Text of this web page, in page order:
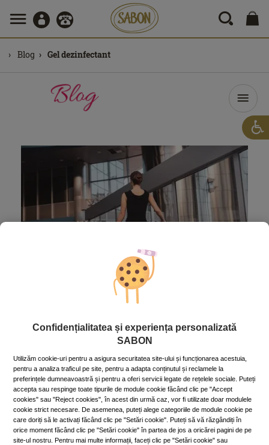
Blog Gel dezinfectant
Stil de viaţă
Călătorie în vremea pandemiei -
cum ne adaptăm noii realități
8 June 2021
~11 min.
Restricțiile s-au mai relaxat, multe țări și-au deschis
granițele pentru turiști, însă nu uita că un prim pas
pentru o vacanță fără griji este verificarea regulilor
proprii țării în care vrei să călătorești.
Mai mult »
Confidențialitatea și experiența personalizată
SABON
Utilizăm cookie-uri pentru a asigura securitatea site-ului și funcționarea acestuia,
pentru a analiza traficul pe site, pentru a adapta conținutul și reclamele la
preferințele dumneavoastră și pentru a oferi servicii legate de rețelele sociale. Puteți
accepta sau respinge toate tipurile de module cookie făcând clic pe "Accept
cookies" sau "Reject cookies", în acest din urmă caz, vor fi utilizate doar modulele
cookie strict necesare. De asemenea, puteți alege categoriile de module cookie pe
care doriți să le activați făcând clic pe "Setări cookie". Puteți să vă răzgândiți în
orice moment făcând clic pe "Setări cookie" în partea de jos a oricărei pagini de pe
site-ul nostru. Pentru mai multe informații, faceți clic pe "Setări cookie" sau